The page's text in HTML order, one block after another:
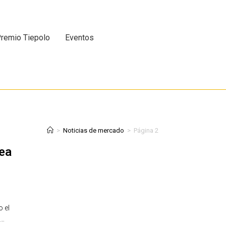
Tiepolo Eventos
> Noticias de mercado > Página 2
el